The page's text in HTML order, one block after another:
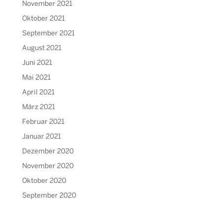
November 2021
Oktober 2021
September 2021
August 2021
Juni 2021
Mai 2021
April 2021
März 2021
Februar 2021
Januar 2021
Dezember 2020
November 2020
Oktober 2020
September 2020